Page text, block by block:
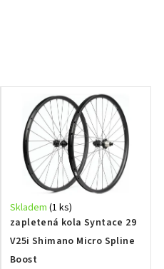
zapletená kola Syntace 29
V25i Shimano Micro Spline
Boost
Skladem (1 ks)